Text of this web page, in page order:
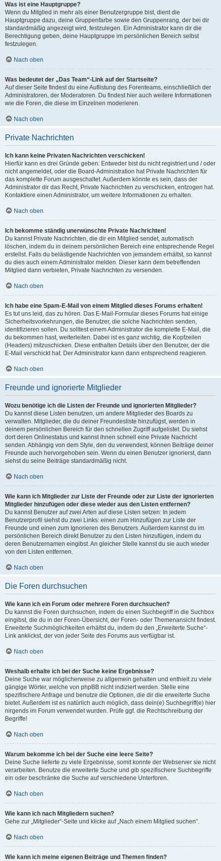
Was ist eine Hauptgruppe?
Wenn du Mitglied in mehr als einer Benutzergruppe bist, dient die
Hauptgruppe dazu, deine Gruppenfarbe sowie den Gruppenrang, der bei dir
standardmäßig angezeigt wird, festzulegen. Ein Administrator kann dir die
Berechtigung geben, deine Hauptgruppe im persönlichen Bereich selbst
festzulegen.
Nach oben
Was bedeutet der „Das Team“-Link auf der Startseite?
Auf dieser Seite findest du eine Auflistung des Forenteams, einschließlich der
Administratoren, der Moderatoren. Du findest hier auch weitere Informationen
wie die Foren, die diese im Einzelnen moderieren.
Nach oben
Private Nachrichten
Ich kann keine Privaten Nachrichten verschicken!
Hierfür kann es drei Gründe geben: Entweder bist du nicht registriert und / oder
nicht angemeldet, oder die Board-Administration hat Private Nachrichten für
das komplette Forum ausgeschaltet. Außerdem könnte es sein, dass der
Administrator dir das Recht, Private Nachrichten zu verschicken, entzogen hat.
Kontaktiere einen Administrator, um weitere Informationen zu erhalten.
Nach oben
Ich bekomme ständig unerwünschte Private Nachrichten!
Du kannst Private Nachrichten, die dir ein Mitglied sendet, automatisch
löschen, indem du in deinem persönlichen Bereich eine entsprechende Regel
erstellst. Falls du belästigende Nachrichten von jemandem erhältst, so kannst
du dies auch einem Administrator melden. Dieser kann dem betreffenden
Mitglied dann verbieten, Private Nachrichten zu versenden.
Nach oben
Ich habe eine Spam-E-Mail von einem Mitglied dieses Forums erhalten!
Es tut uns leid, das zu hören. Das E-Mail-Formular dieses Forums hat einige
Sicherheitsvorkehrungen, die Benutzer, die solche Nachrichten senden,
identifizieren sollen. Du solltest einem Administrator die komplette E-Mail, die
du bekommen hast, weiterleiten. Dabei ist es ganz wichtig, die Kopfzeilen
(Headers) mitzuschicken. Diese enthalten Details über den Benutzer, der die
E-Mail verschickt hat. Der Administrator kann dann entsprechend reagieren.
Nach oben
Freunde und ignorierte Mitglieder
Wozu benötige ich die Listen der Freunde und ignorierten Mitglieder?
Du kannst diese Listen benutzen, um andere Mitglieder des Boards zu
verwalten. Mitglieder, die du deiner Freundesliste hinzufügst, werden in
deinem persönlichen Bereich für den schnellen Zugriff aufgelistet. Du siehst
dort deren Onlinestatus und kannst ihnen schnell eine Private Nachricht
senden. Abhängig von dem Style, den du verwendest, können Beiträge deiner
Freunde auch hervorgehoben sein. Wenn du einen Benutzer ignorierst, dann
siehst du seine Beiträge standardmäßig nicht.
Nach oben
Wie kann ich Mitglieder zur Liste der Freunde oder zur Liste der ignorierten
Mitglieder hinzufügen oder diese wieder aus den Listen entfernen?
Du kannst Benutzer auf zwei Arten auf diese Listen setzen: In jedem
Benutzerprofil siehst du zwei Links: einen zum Hinzufügen zur Liste der
Freunde und einen zum Ignorieren des Benutzers. Außerdem kannst du im
persönlichen Bereich direkt Benutzer zu den Listen hinzufügen, indem du
deren Benutzernamen eingibst. An gleicher Stelle kannst du sie auch wieder
von den Listen entfernen.
Nach oben
Die Foren durchsuchen
Wie kann ich ein Forum oder mehrere Foren durchsuchen?
Du kannst die Foren durchsuchen, indem du einen Suchbegriff in die Suchbox
eingibst, die du in der Foren-Übersicht, der Foren- oder Themenansicht findest.
Erweiterte Suchmöglichkeiten erhältst du, indem du den „Erweiterte Suche“-
Link anklickst, der von jeder Seite des Forums aus verfügbar ist.
Nach oben
Weshalb erhalte ich bei der Suche keine Ergebnisse?
Deine Suche war möglicherweise zu allgemein gehalten und enthielt zu viele
gängige Wörter, welche von phpBB nicht indiziert werden. Stelle eine
spezifischere Anfrage und benutze die Optionen, die dir die erweiterte Suche
bietet. Außerdem ist es natürlich auch möglich, dass dein(e) Suchbegriff(e) hier
nirgends im Forum verwendet wurden. Prüfe ggf. die Rechtschreibung der
Begriffe!
Nach oben
Warum bekomme ich bei der Suche eine leere Seite?
Deine Suche lieferte zu viele Ergebnisse, somit konnte der Webserver sie nicht
verarbeiten. Benutze die erweiterte Suche und gib spezifischere Suchbegriffe
ein oder beschränke die Suche auf verschiedene Unterforen.
Nach oben
Wie kann ich nach Mitgliedern suchen?
Gehe zur „Mitglieder“-Seite und klicke auf „Nach einem Mitglied suchen“.
Nach oben
Wie kann ich meine eigenen Beiträge und Themen finden?